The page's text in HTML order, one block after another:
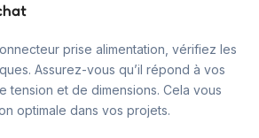
prise alimentation, vérifiez les
Assurez-vous qu’il répond à vos
tension et de dimensions. Cela vous
optimale dans vos projets.